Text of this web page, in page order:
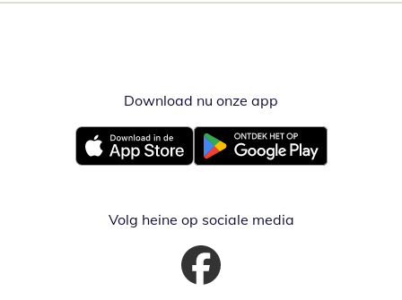
Download nu onze app
Opent in nieuw vensterOpent in nieuw venster
Volg heine op sociale media
Opent in nieuw venster